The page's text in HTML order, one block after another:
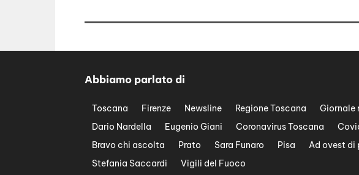
Abbiamo parlato di
Toscana Firenze Newsline Regione Toscana Giornale
Dario Nardella
Eugenio Giani Coronavirus Toscana
Bravo chi ascolta
Prato Sara Funaro Pisa Ad ovest di
Stefania Saccardi
Vigili del Fuoco